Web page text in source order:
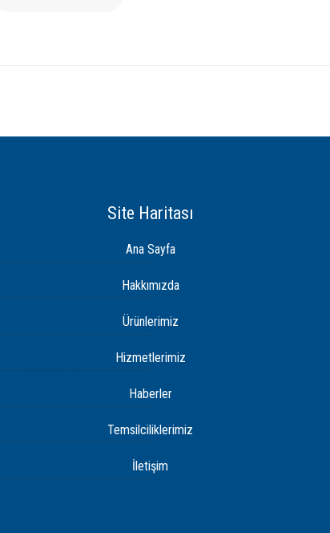
Site Haritası
Ana Sayfa
Hakkımızda
Ürünlerimiz
Hizmetlerimiz
Haberler
Temsilciliklerimiz
İletişim